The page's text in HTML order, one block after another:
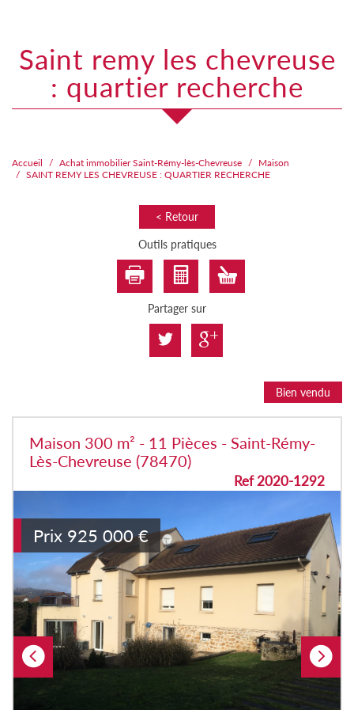
saint remy les chevreuse
: quartier recherche
Accueil Achat immobilier Saint-Rémy-lès-Chevreuse
Maison
SAINT REMY LES CHEVREUSE : QUARTIER RECHERCHE
< Retour
Outils pratiques
Partager sur
Bien vendu
Maison 300 m² - 11 Pièces - Saint-Rémy-
Lès-Chevreuse (78470)
Ref 2020-1292
Prix 925 000 €